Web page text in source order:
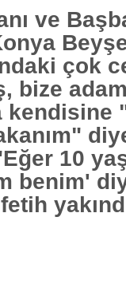
ve
çok
bize
10
benim'